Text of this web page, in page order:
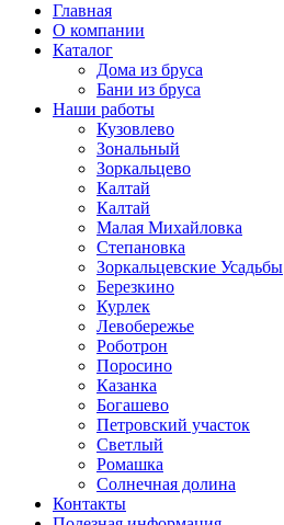
Главная
О компании
Каталог
Дома из бруса
Бани из бруса
Наши работы
Кузовлево
Зональный
Зоркальцево
Калтай
Калтай
Малая Михайловка
Степановка
Зоркальцевские Усадьбы
Березкино
Курлек
Левобережье
Роботрон
Поросино
Казанка
Богашево
Петровский участок
Светлый
Ромашка
Солнечная долина
Контакты